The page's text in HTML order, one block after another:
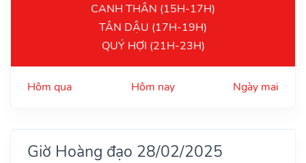
CANH THÂN (15H-17H)
TÂN DẬU (17H-19H)
QUÝ HỢI (21H-23H)
Hôm qua Hôm nay Ngày mai
Giờ Hoàng đạo 28/02/2025